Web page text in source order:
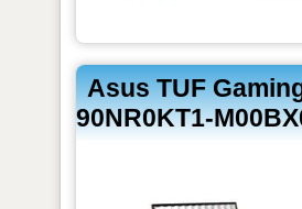
Asus TUF
90NR0KT1-